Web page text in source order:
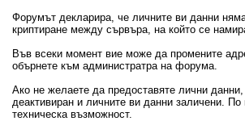
Форумът декларира, че личните ви данни
криптиране между сървъра, на който се
Във всеки момент вие може да промените
обърнете към администратра на форума.
Ако не желаете да предоставяте лични
деактивиран и личните ви данни заличени.
техническа възможност.